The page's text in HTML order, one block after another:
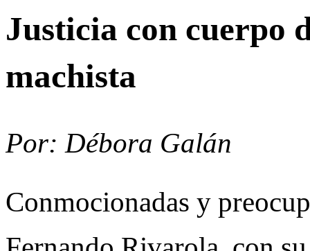
Justicia con cuerpo
machista
Por: Débora Galán
Conmocionadas y